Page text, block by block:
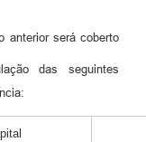
anterior será coberto
das seguintes